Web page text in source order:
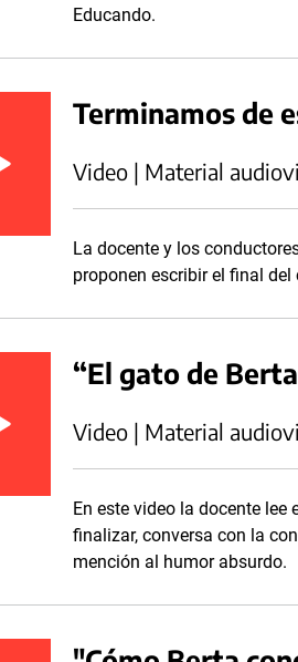
Educando.
Terminamos de
Video | Material
La docente y los
proponen escribir el final
“El gato de
Video | Material
En este video la docente lee
finalizar, conversa con la
mención al humor absurdo.